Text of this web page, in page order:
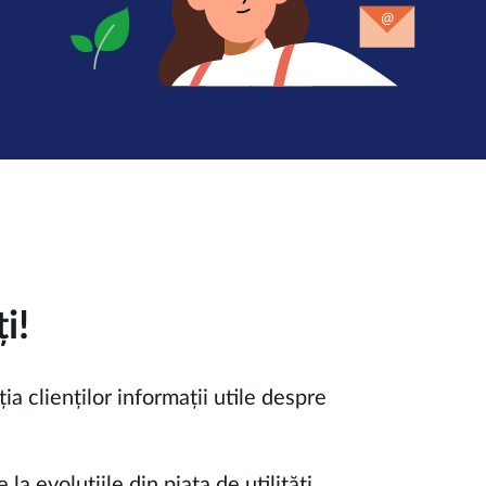
clienților informații utile despre